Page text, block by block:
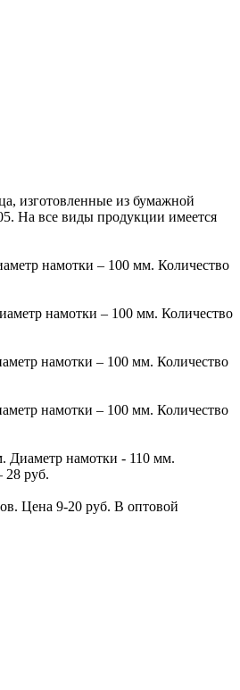
изготовленные из бумажной
На все виды продукции имеется
намотки – 100 мм. Количество
намотки – 100 мм. Количество
намотки – 100 мм. Количество
намотки – 100 мм. Количество
Диаметр намотки - 110 мм.
28 руб.
Цена 9-20 руб. В оптовой